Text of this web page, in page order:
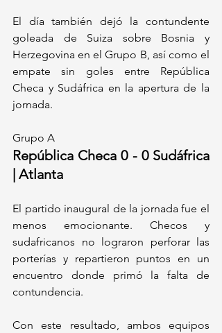
El día también dejó la contundente
goleada de Suiza sobre Bosnia y
Herzegovina en el Grupo B, así como el
empate sin goles entre República
Checa y Sudáfrica en la apertura de la
jornada.
Grupo A
República Checa 0 - 0 Sudáfrica
| Atlanta
El partido inaugural de la jornada fue el
menos emocionante. Checos y
sudafricanos no lograron perforar las
porterías y repartieron puntos en un
encuentro donde primó la falta de
contundencia.
Con este resultado, ambos equipos